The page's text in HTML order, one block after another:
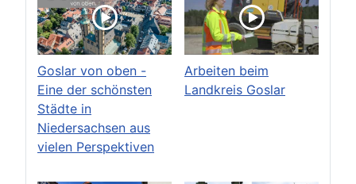
Goslar von oben -
Eine der schönsten
Städte in
Niedersachsen aus
vielen Perspektiven
Arbeiten beim
Landkreis Goslar